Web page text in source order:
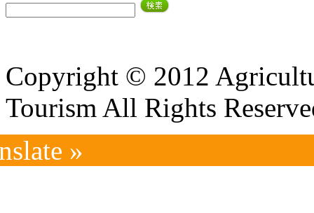
Copyright © 2012
Tourism All Rights
»